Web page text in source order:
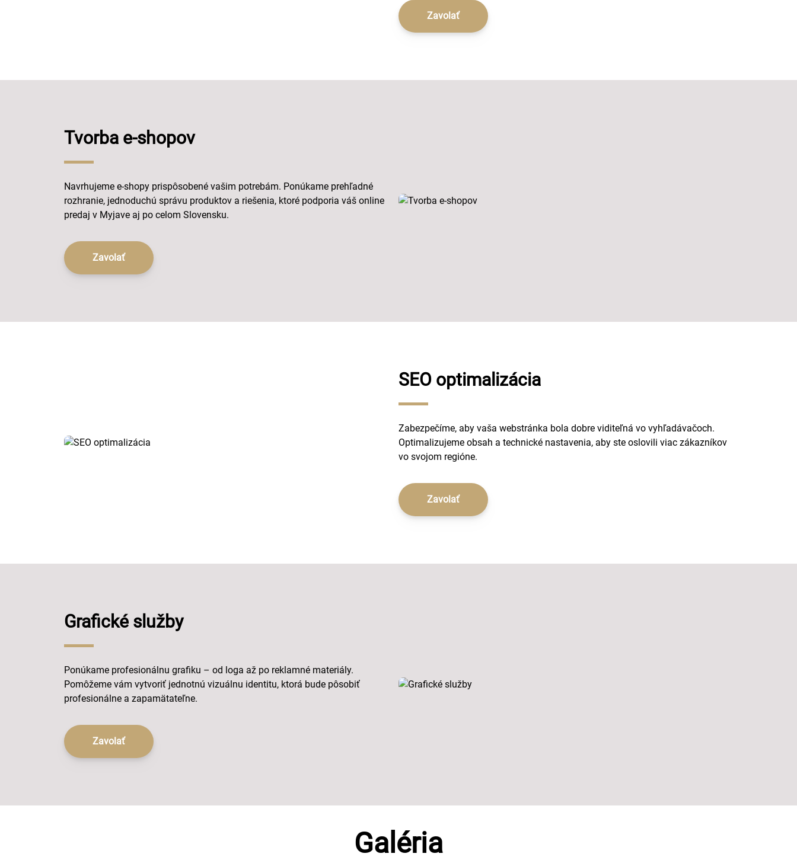
Zavolať
Tvorba e-shopov
Navrhujeme e-shopy prispôsobené vašim potrebám. Ponúkame prehľadné
rozhranie, jednoduchú správu produktov a riešenia, ktoré podporia váš online
predaj v Myjave aj po celom Slovensku.
Zavolať
SEO optimalizácia
Zabezpečíme, aby vaša webstránka bola dobre viditeľná vo vyhľadávačoch.
Optimalizujeme obsah a technické nastavenia, aby ste oslovili viac zákazníkov
vo svojom regióne.
Zavolať
Grafické služby
Ponúkame profesionálnu grafiku – od loga až po reklamné materiály.
Pomôžeme vám vytvoriť jednotnú vizuálnu identitu, ktorá bude pôsobiť
profesionálne a zapamätateľne.
Zavolať
Galéria